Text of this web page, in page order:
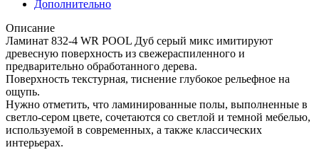
Дополнительно
Описание
Ламинат 832-4 WR POOL Дуб серый микс имитируют
древесную поверхность из свежераспиленного и
предварительно обработанного дерева.
Поверхность текстурная, тиснение глубокое рельефное на
ощупь.
Нужно отметить, что ламинированные полы, выполненные в
светло-сером цвете, сочетаются со светлой и темной мебелью,
используемой в современных, а также классических
интерьерах.